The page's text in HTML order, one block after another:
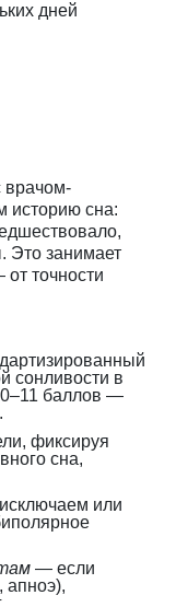
дней
врачом-
историю сна:
Это занимает
точности
сонливости в
баллов —
фиксируя
сна,
или
— если
апноэ),